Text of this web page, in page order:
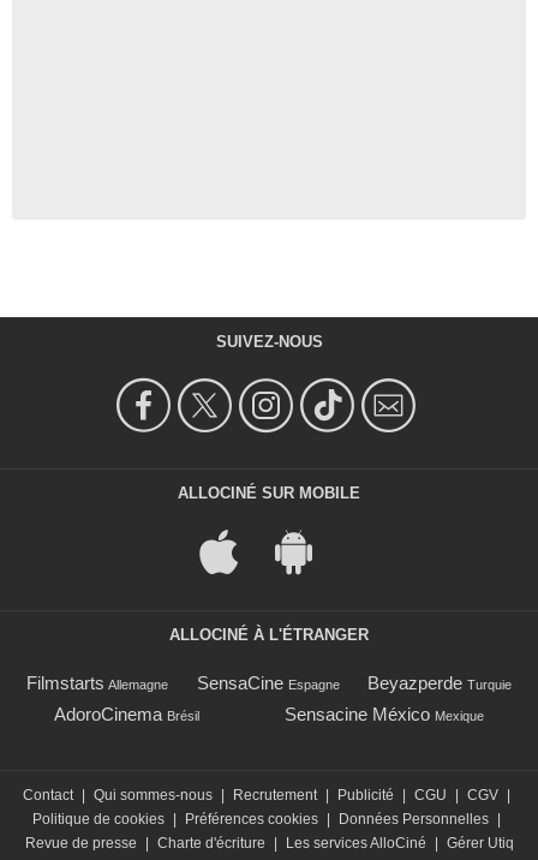
SUIVEZ-NOUS
ALLOCINÉ SUR MOBILE
ALLOCINÉ À L'ÉTRANGER
Filmstarts Allemagne SensaCine Espagne Beyazperde Turquie
AdoroCinema Brésil Sensacine México Mexique
Contact Qui sommes-nous Recrutement Publicité CGU CGV
Politique de cookies
Préférences cookies Données Personnelles
Revue de presse
Charte d'écriture Les services AlloCiné
Gérer Utiq